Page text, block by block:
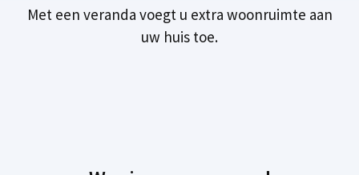
Met een veranda voegt u extra woonruimte aan
uw huis toe.